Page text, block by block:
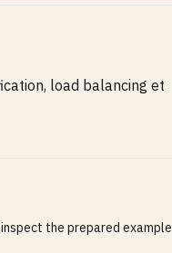
load balancing et
the prepared example